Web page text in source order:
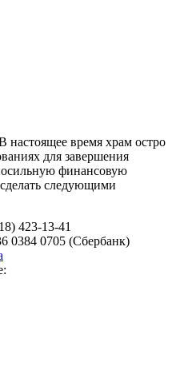
время храм остро
для завершения
финансовую
следующими
423-13-41
0384 0705 (Сбербанк)